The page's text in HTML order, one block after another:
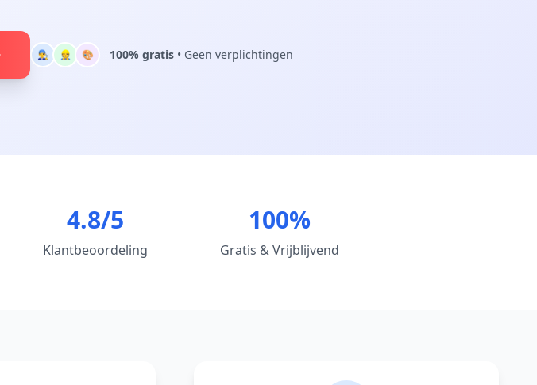
👨‍🔧 👷 🎨 100% gratis • Geen verplichtingen
4.8/5
Klantbeoordeling
100%
Gratis & Vrijblijvend